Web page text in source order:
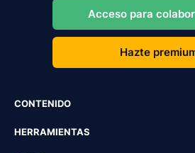
Acceso para
Hazte
CONTENIDO
HERRAMIENTAS